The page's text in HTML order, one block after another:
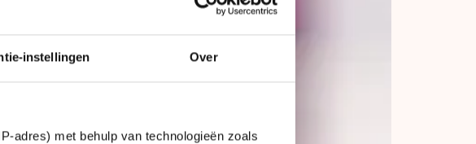
instellingen Over
adres) met behulp van technologieën zoals